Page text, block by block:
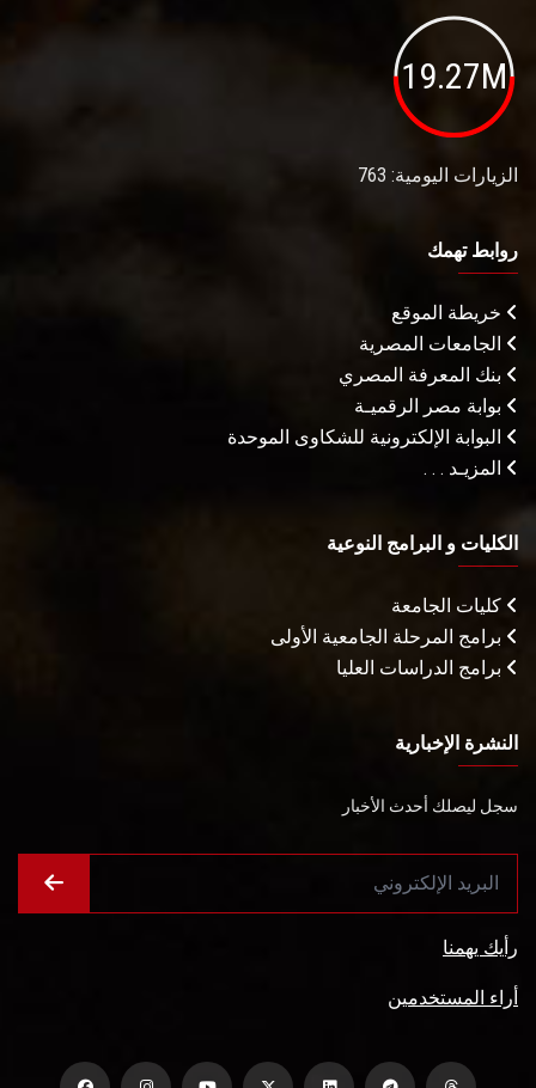
19.27M
الزيارات اليومية: 763
روابط تهمك
خريطة الموقع
الجامعات المصرية
بنك المعرفة المصري
بوابة مصر الرقميـة
البوابة الإلكترونية للشكاوى الموحدة
المزيـد . . .
الكليات و البرامج النوعية
كليات الجامعة
برامج المرحلة الجامعية الأولى
برامج الدراسات العليا
النشرة الإخبارية
سجل ليصلك أحدث الأخبار
رأيك يهمنا
أراء المستخدمين